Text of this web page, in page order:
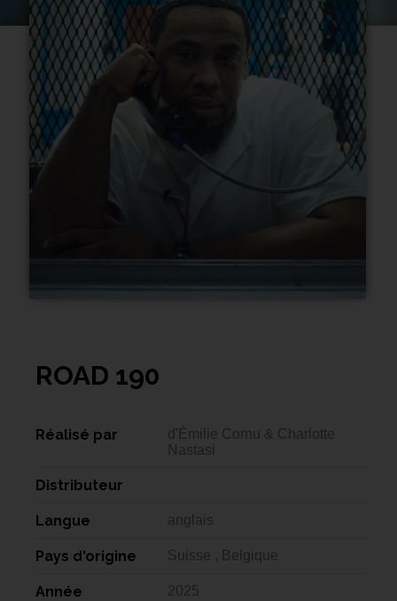
ROAD 190
Réalisé par
d'Émilie Cornu & Charlotte
Nastasi
Distributeur
Langue anglais
Pays d'origine Suisse , Belgique
Année 2025